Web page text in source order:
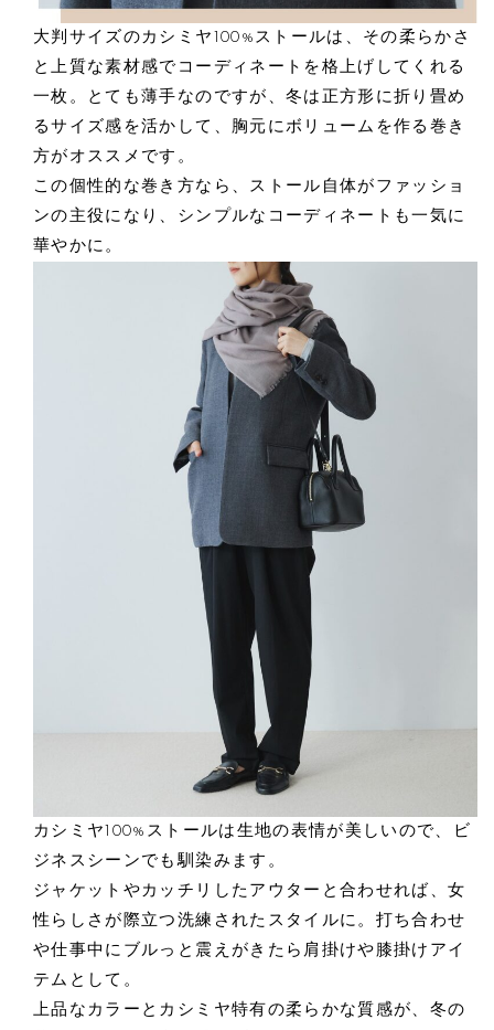
大判サイズのカシミヤ100%ストールは、その柔らかさ
と上質な素材感でコーディネートを格上げしてくれる
一枚。とても薄手なのですが、冬は正方形に折り畳め
るサイズ感を活かして、胸元にボリュームを作る巻き
方がオススメです。
この個性的な巻き方なら、ストール自体がファッショ
ンの主役になり、シンプルなコーディネートも一気に
華やかに。
カシミヤ100%ストールは生地の表情が美しいので、ビ
ジネスシーンでも馴染みます。
ジャケットやカッチリしたアウターと合わせれば、女
性らしさが際立つ洗練されたスタイルに。打ち合わせ
や仕事中にブルっと震えがきたら肩掛けや膝掛けアイ
テムとして。
上品なカラーとカシミヤ特有の柔らかな質感が、冬の